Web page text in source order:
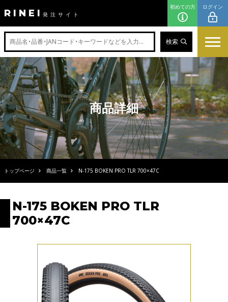
RINEI 発注サイト
初めての方 ログイン
検索
商品詳細
トップページ 商品一覧 N-175 BOKEN PRO TLR 700×47C
N-175 BOKEN PRO TLR
700×47C